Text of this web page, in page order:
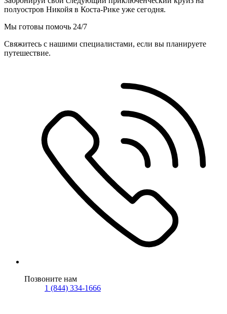
полуостров Никойя в Коста-Рике уже сегодня.
Мы готовы помочь 24/7
Свяжитесь с нашими специалистами, если вы планируете
путешествие.
Позвоните нам
1 (844) 334-1666